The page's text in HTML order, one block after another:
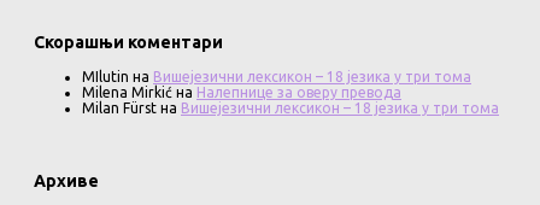
Скорашњи коментари
MIlutin на Вишејезични лексикон – 18 језика у три тома
Milena Mirkić на Налепнице за оверу превода
Milan Fürst на Вишејезични лексикон – 18 језика у три тома
Архиве